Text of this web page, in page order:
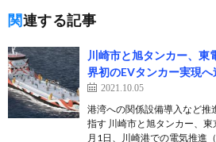
関連する記事
川崎市と旭タンカー、東
界初のEVタンカー実現へ
2021.10.05
港湾への関係設備導入など推
指す 川崎市と旭タンカー、
月1日、川崎港での電気推進